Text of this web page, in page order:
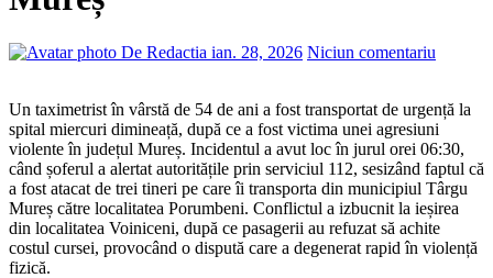
De Redactia ian. 28, 2026 Niciun comentariu
Un taximetrist în vârstă de 54 de ani a fost transportat de urgență la
spital miercuri dimineață, după ce a fost victima unei agresiuni
violente în județul Mureș. Incidentul a avut loc în jurul orei 06:30,
când șoferul a alertat autoritățile prin serviciul 112, sesizând faptul că
a fost atacat de trei tineri pe care îi transporta din municipiul Târgu
Mureș către localitatea Porumbeni. Conflictul a izbucnit la ieșirea
din localitatea Voiniceni, după ce pasagerii au refuzat să achite
costul cursei, provocând o dispută care a degenerat rapid în violență
fizică.